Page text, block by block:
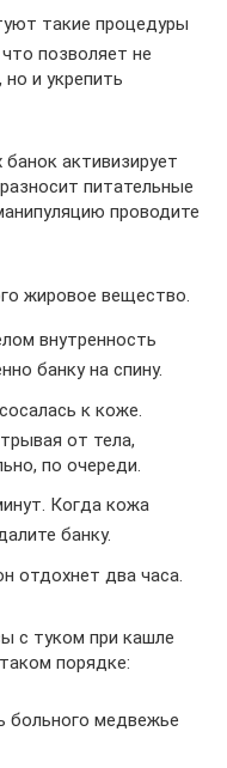
такие процедуры
позволяет не
и укрепить
активизирует
питательные
проводите
жировое вещество.
внутренность
банку на спину.
к коже.
от тела,
по очереди.
Когда кожа
банку.
отдохнет два часа.
с туком при кашле
порядке:
больного медвежье